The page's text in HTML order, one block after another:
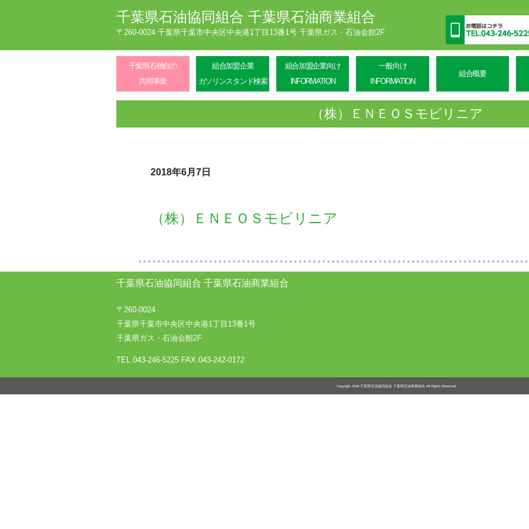
千葉県石油協同組合 千葉県石油商業組合
〒260-0024 千葉県千葉市中央区中央港1丁目13番1号 千葉県ガス・石油会館2F
千葉県石独自の
共同事業
組合加盟企業
ガソリンスタンド検索
組合加盟企業向け
INFORMATION
一般向け
INFORMATION
組合概要
（株）ＥＮＥＯＳモビリニア
2018年6月7日
（株）ＥＮＥＯＳモビリニア
千葉県石油協同組合 千葉県石油商業組合
〒260-0024
千葉県千葉市中央区中央港1丁目13番1号
千葉県ガス・石油会館2F
TEL.043-246-5225 FAX.043-242-0172
Copyright 2018 千葉県石油協同組合 千葉県石油商業組合 All Rights Reserved.